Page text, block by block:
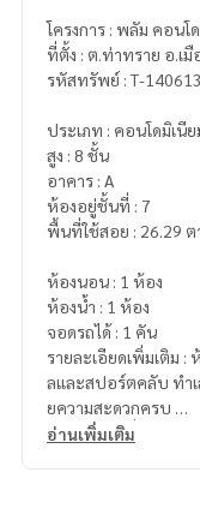
โครงการ : พลัม คอนโ
ที่ตั้ง : ต.ท่าทราย อ.เ
รหัสทรัพย์ : T-140613
ประเภท : คอนโดมิเนีย
สูง : 8 ชั้น
อาคาร : A
ห้องอยู่ชั้นที่ : 7
พื้นที่ใช้สอย : 26.29 ต
ห้องนอน : 1 ห้อง
ห้องน้ำ : 1 ห้อง
จอดรถได้ : 1 คัน
รายละเอียดเพิ่มเติม
ลและสปอร์ตคลับ ทำเ
ยความสะดวกครบ
ของแถม : เครื่องปรับอ
อ่านเพิ่มเติม